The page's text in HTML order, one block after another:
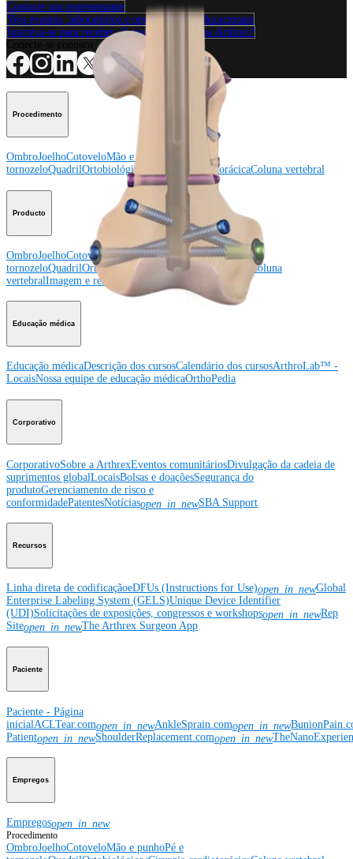
Contacte um representante
Veja eventos, laboratórios e oportunidades educacionais
Inscreva-se para receber: O que há de novo na Arthrex?
Procedimento
OmbroJoelhoCotoveloMão e punho
tornozeloQuadrilOrtobiológicos Cirurgia cardiotorácicaColuna vertebral
Producto
OmbroJoelhoCotovelo Mão e punhoPé e
tornozeloQuadrilOrtobiológicos Cirurgia cardiotorácica
Coluna
vertebralImagem e ressecção
Educação médica
Educação médicaDescrição dos cursosCalendário dos cursosArthroLab™ -
LocaisNossa equipe de educação médicaOrthoPedia
Corporativo
CorporativoSobre a ArthrexEventos comunitáriosDivulgação da cadeia de
suprimentos globalLocaisBolsas e doaçõesSegurança do
produtoGerenciamento de risco e
conformidadePatentesNotíciasopen_in_newSBA Support
Recursos
Linha direta de codificaçãoeDFUs (Instructions for Use)open_in_newGlobal
Enterprise Labeling System (GELS)Unique Device Identifier
(UDI)Solicitações de exposições, congressos e workshopsopen_in_newRep
Siteopen_in_newThe Arthrex Surgeon App
Paciente
Paciente - Página
inicial ACLTear.comopen_in_newAnkleSprain.comopen_in_new
Patientopen_in_newShoulderReplacement.comopen_in_new
Empregos
Empregosopen_in_new
Procedimento
OmbroJoelhoCotoveloMão e punhoPé e